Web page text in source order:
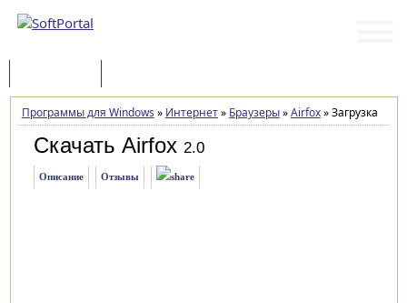
Программы для Windows » Интернет» Браузеры»Airfox»Загрузка
Скачать Airfox 2.0
Описание Отзывы